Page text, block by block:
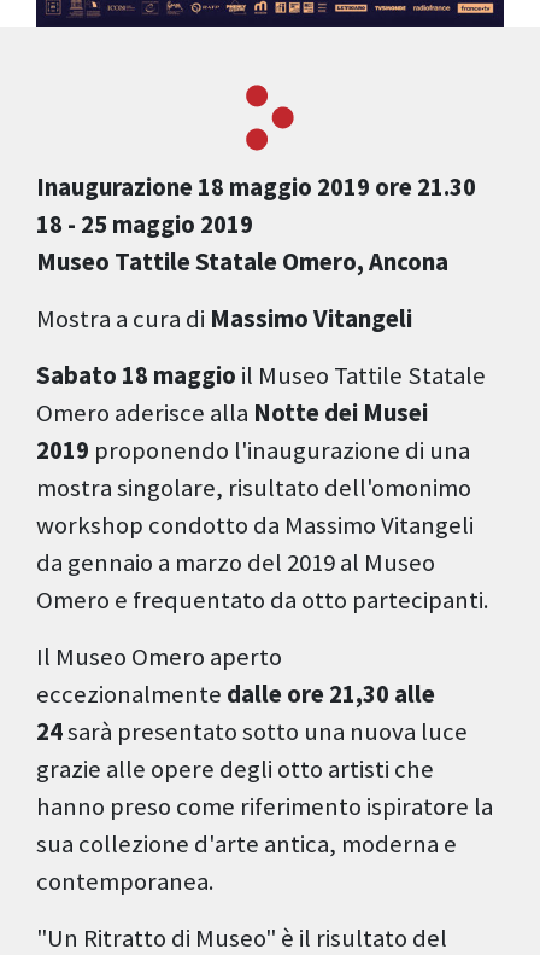
Inaugurazione 18 maggio 2019 ore 21.30
18 - 25 maggio 2019
Museo Tattile Statale Omero, Ancona
Mostra a cura di Massimo Vitangeli
Sabato 18 maggio il Museo Tattile Statale
Omero aderisce alla Notte dei Musei
2019 proponendo l'inaugurazione di una
mostra singolare, risultato dell'omonimo
workshop condotto da Massimo Vitangeli
da gennaio a marzo del 2019 al Museo
Omero e frequentato da otto partecipanti.
Il Museo Omero aperto
eccezionalmente dalle ore 21,30 alle
24sarà presentato sotto una nuova luce
grazie alle opere degli otto artisti che
hanno preso come riferimento ispiratore la
sua collezione d'arte antica, moderna e
contemporanea.
"Un Ritratto di Museo" è il risultato del